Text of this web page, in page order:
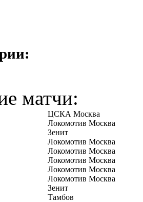
матчи:
ЦСКА Москва
Локомотив Москва
Зенит
Локомотив Москва
Локомотив Москва
Локомотив Москва
Локомотив Москва
Локомотив Москва
Зенит
Тамбов